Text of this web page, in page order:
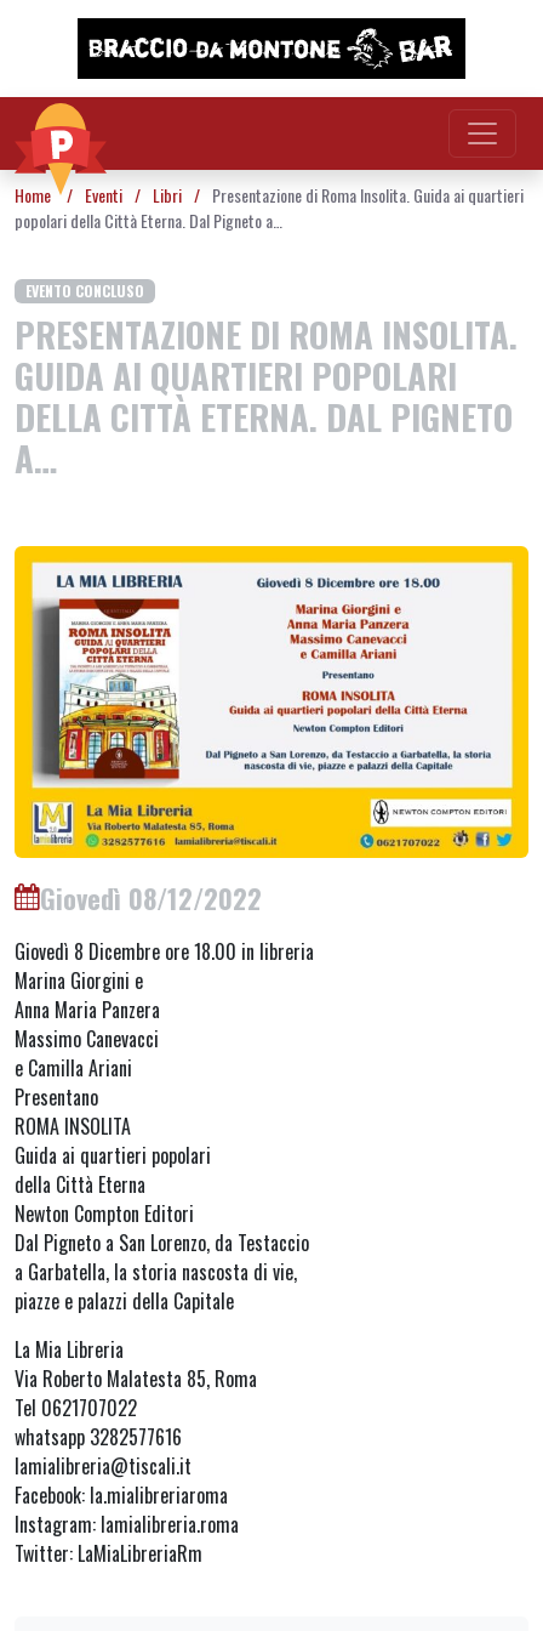
Vai al contenuto
Home / Eventi / Libri / Presentazione di Roma Insolita. Guida ai quartieri
popolari della Città Eterna. Dal Pigneto a…
EVENTO CONCLUSO
PRESENTAZIONE DI ROMA INSOLITA.
GUIDA AI QUARTIERI POPOLARI
DELLA CITTÀ ETERNA. DAL PIGNETO
A…
Giovedì 08/12/2022
Giovedì 8 Dicembre ore 18.00 in libreria
Marina Giorgini e
Anna Maria Panzera
Massimo Canevacci
e Camilla Ariani
Presentano
ROMA INSOLITA
Guida ai quartieri popolari
della Città Eterna
Newton Compton Editori
Dal Pigneto a San Lorenzo, da Testaccio
a Garbatella, la storia nascosta di vie,
piazze e palazzi della Capitale
La Mia Libreria
Via Roberto Malatesta 85, Roma
Tel 0621707022
whatsapp 3282577616
lamialibreria@tiscali.it
Facebook: la.mialibreriaroma
Instagram: lamialibreria.roma
Twitter: LaMiaLibreriaRm